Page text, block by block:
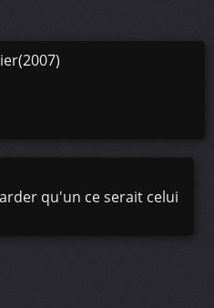
qu'un ce serait celui